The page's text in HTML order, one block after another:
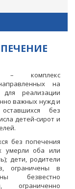
комплекс
на
для реализации
важных нужд и
без
детей-сирот и
без попечения
умерли оба или
дети, родители
ограничены в
безвестно
ограниченно